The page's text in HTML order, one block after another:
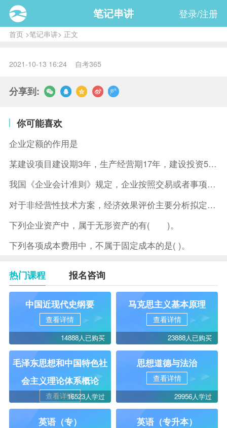
笔记串讲 登录/注册
首页>笔记串讲> 正文
2021-10-13 16:24 自考365
分享到:
你可能喜欢
企业定额的作用是
某建设项目建设期3年，生产经营期17年，建设投资5500万元
我国《企业会计准则》规定，企业按照交易或者事项的经济特征确定
对于非经营性技术方案，经济效果评价主要分析拟定方案的( )。
下列企业资产中，属于无形资产的有( )。
下列各项成本费用中，不属于固定成本的是( )。
热门课程 报名咨询
中国近现代史纲要
查看详情
14888人已购买
马克思主义基本原理
查看详情
23888人已购买
毛泽东思想和中国特色社
会主义理论体系概论
查看详情16523人学过
思想道德与法治
查看详情
29956人学过
英语（专） 英语（专升本）